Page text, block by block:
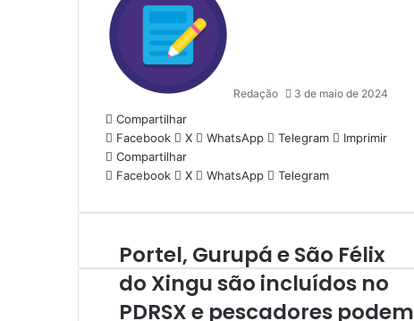
Redação 3 de maio de 2024
Compartilhar
Facebook
X WhatsApp Telegram
Imprimir
Compartilhar
Facebook
X WhatsApp Telegram
P
o
r
t
Portel, Gurupá e São Félix
do Xingu são incluídos no
PDRSX e pescadores podem